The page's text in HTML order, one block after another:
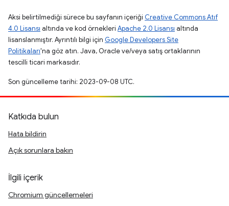
Aksi belirtilmediği sürece bu sayfanın içeriği Creative Commons Atıf
4.0 Lisansı altında ve kod örnekleri Apache 2.0 Lisansı altında
lisanslanmıştır. Ayrıntılı bilgi için Google Developers Site
Politikaları'na göz atın. Java, Oracle ve/veya satış ortaklarının
tescilli ticari markasıdır.
Son güncelleme tarihi: 2023-09-08 UTC.
Katkıda bulun
Hata bildirin
Açık sorunlara bakın
İlgili içerik
Chromium güncellemeleri